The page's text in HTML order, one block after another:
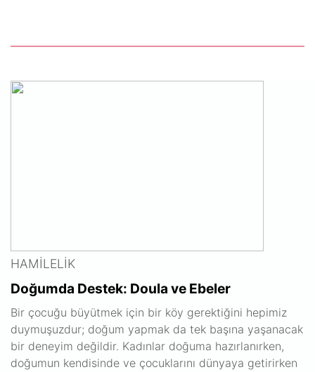
HAMILELIK
Doğumda Destek: Doula ve Ebeler
Bir çocuğu büyütmek için bir köy gerektiğini hepimiz
duymuşuzdur; doğum yapmak da tek başına yaşanacak
bir deneyim değildir. Kadınlar doğuma hazırlanırken,
doğumun kendisinde ve çocuklarını dünyaya getirirken